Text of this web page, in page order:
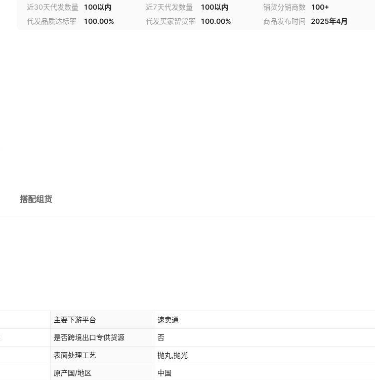
近30天代发数量 100以内 近7天代发数量 100以内 铺货分销商数
100+
代发品质达标率
100.00% 代发买家留货率 100.00% 商品发布时间 2025年4月
搭配组货
主要下游平台 速卖通
是否跨境出口专供货源 否
表面处理工艺 抛丸,抛光
原产国/地区 中国